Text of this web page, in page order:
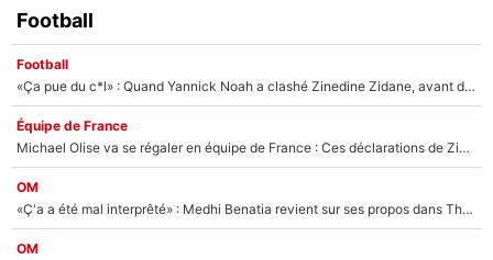
Football
Football
«Ça pue du c*l» : Quand Yannick Noah a clashé Zinedine Zidane, avant de se faire recadrer par le nouveau sélectionneur de l'équipe de France !
Équipe de France
Michael Olise va se régaler en équipe de France : Ces déclarations de Zinedine Zidane qui prouvent qu'il va tout miser sur la star du Bayern Munich !
OM
«Ç'a a été mal interprêté» : Medhi Benatia revient sur ses propos dans The Bridge et précise ses conditions pour rejoindre le PSG !
OM